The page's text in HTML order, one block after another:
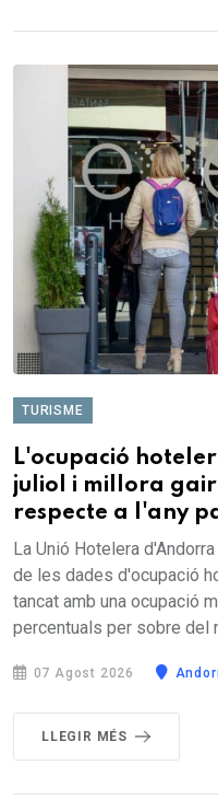
TURISME
L'ocupació
juliol i millora
respecte a l'any
La Unió Hotelera
de les dades d'ocupació
tancat amb una ocupació
percentuals per sobre del
07 Agost 2026
LLEGIR MÉS